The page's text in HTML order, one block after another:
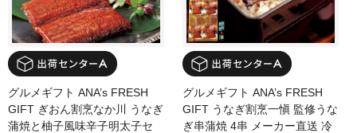
グルメギフト ANA’s FRESH
GIFT ぎおん割烹なか川 うなぎ
蒲焼と柚子風味辛子明太子セ
グルメギフト ANA’s FRESH
GIFT うなぎ割烹一愼 監修うな
ぎ串蒲焼 4串 メーカー直送 冷